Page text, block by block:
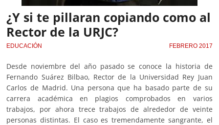
¿Y si te pillaran copiando como al
Rector de la URJC?
EDUCACIÓN FEBRERO 2017
Desde noviembre del año pasado se conoce la historia de
Fernando Suárez Bilbao, Rector de la Universidad Rey Juan
Carlos de Madrid. Una persona que ha basado parte de su
carrera académica en plagios comprobados en varios
trabajos, por ahora trece trabajos de alrededor de veinte
personas distintas. El caso es tremendamente sangrante, el